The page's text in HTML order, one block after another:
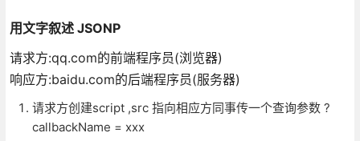
用文字叙述 JSONP
请求方:qq.com的前端程序员(浏览器)
响应方:baidu.com的后端程序员(服务器)
请求方创建script ,src 指向相应方同事传一个查询参数 ?
callbackName = xxx